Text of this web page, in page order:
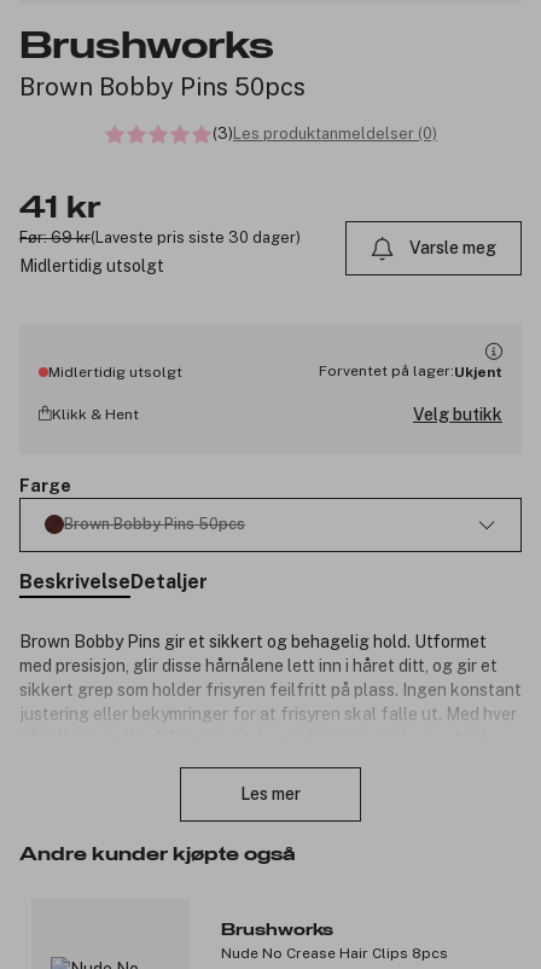
Brushworks
Brown Bobby Pins 50pcs
(3) Les produktanmeldelser (0)
41 kr
Før: 69 kr(Laveste pris siste 30 dager)
Midlertidig utsolgt
Varsle meg
Midlertidig utsolgt Forventet på lager:Ukjent
Klikk & Hent Velg butikk
Farge
Brown Bobby Pins 50pcs
BeskrivelseDetaljer
Brown Bobby Pins gir et sikkert og behagelig hold. Utformet
med presisjon, glir disse hårnålene lett inn i håret ditt, og gir et
sikkert grep som holder frisyren feilfritt på plass. Ingen konstant
justering eller bekymringer for at frisyren skal falle ut. Med hver
allsidighet, noe som gjør dem til et uunnværlig tillegg til din
Med 50 stykker i hver pakke, har du rikelig med forsyning for alle
Produktnummer: 3294309
Les mer
Andre kunder kjøpte også
Brushworks
Nude No Crease Hair Clips 8pcs